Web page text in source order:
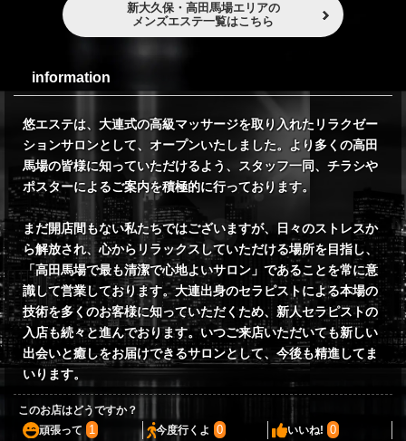
新大久保・高田馬場エリアの
メンズエステ一覧はこちら
information
悠エステは、大連式の高級マッサージを取り入れたリラクゼー
ションサロンとして、オープンいたしました。より多くの高田
馬場の皆様に知っていただけるよう、スタッフ一同、チラシや
ポスターによるご案内を積極的に行っております。
まだ開店間もない私たちではございますが、日々のストレスか
ら解放され、心からリラックスしていただける場所を目指し、
「高田馬場で最も清潔で心地よいサロン」であることを常に意
識して営業しております。大連出身のセラピストによる本場の
技術を多くのお客様に知っていただくため、新人セラピストの
入店も続々と進んでおります。いつご来店いただいても新しい
出会いと癒しをお届けできるサロンとして、今後も精進してま
いります。
このお店はどうですか？
頑張って
1 今度行くよ 0 いいね! 0